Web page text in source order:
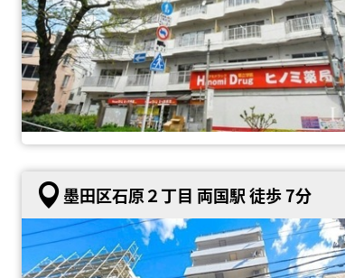
墨田区石原２丁目 両国駅 徒歩 7分